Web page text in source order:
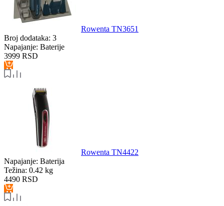
Rowenta TN3651
Broj dodataka: 3
Napajanje: Baterije
3999 RSD
Rowenta TN4422
Napajanje: Baterija
Težina: 0.42 kg
4490 RSD